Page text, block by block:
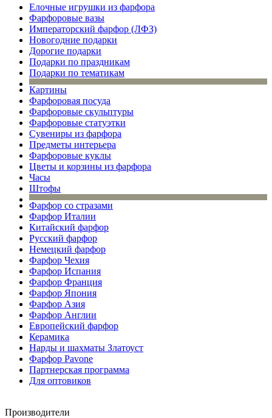
Елочные игрушки из фарфора
Фарфоровые вазы
Императорский фарфор (ЛФЗ)
Новогодние подарки
Дорогие подарки
Подарки по праздникам
Подарки по тематикам
Картины
Фарфоровая посуда
Фарфоровые скульптуры
Фарфоровые статуэтки
Сувениры из фарфора
Предметы интерьера
Фарфоровые куклы
Цветы и корзины из фарфора
Часы
Штофы
Фарфор со стразами
Фарфор Италии
Китайский фарфор
Русский фарфор
Немецкий фарфор
Фарфор Чехия
Фарфор Испания
Фарфор Франция
Фарфор Япония
Фарфор Азия
Фарфор Англии
Европейский фарфор
Керамика
Нарды и шахматы Златоуст
Фарфор Pavone
Партнерская программа
Для оптовиков
Производители